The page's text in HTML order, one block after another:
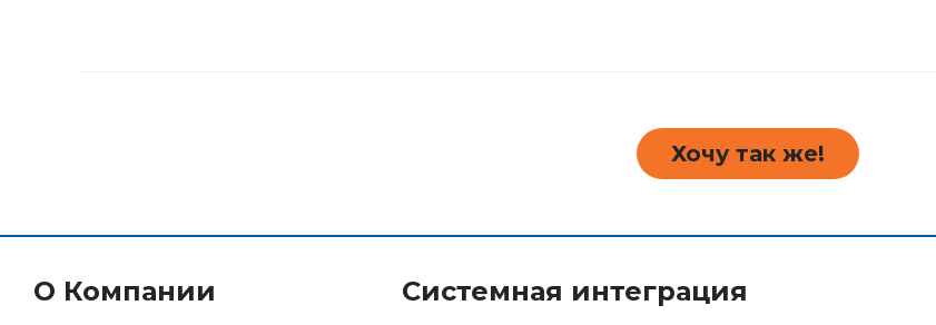
Хочу так же!
О Компании Системная интеграция